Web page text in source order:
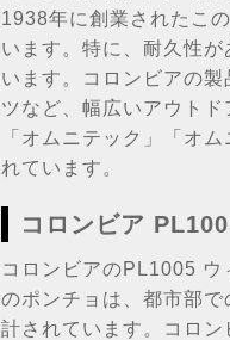
1938年に創業されたこ
います。特に、耐久性
います。コロンビアの
ツなど、幅広いアウト
「オムニテック」「オ
れています。
コロンビア
コロンビアのPL1005 ウ
のポンチョは、都市部
計されています。コロ